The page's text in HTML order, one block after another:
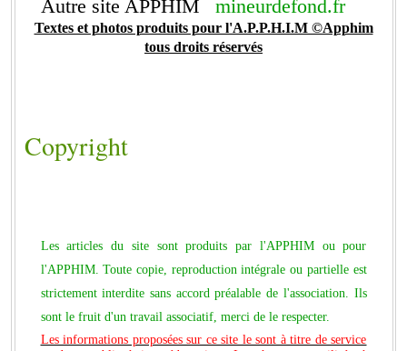
Autre site APPHIM mineurdefond.fr
Textes et photos produits pour l'A.P.P.H.I.M ©Apphim
tous droits réservés
Copyright
Les articles du site sont produits par l'APPHIM ou pour
l'APPHIM. Toute copie, reproduction intégrale ou partielle est
strictement interdite sans accord préalable de l'association. Ils
sont le fruit d'un travail associatif, merci de le respecter.
Les informations proposées sur ce site le sont à titre de service